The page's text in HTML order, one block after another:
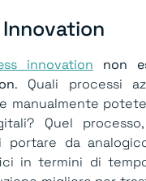
innovation non
. Quali processi
manualmente
Quel
portare da
in termini di